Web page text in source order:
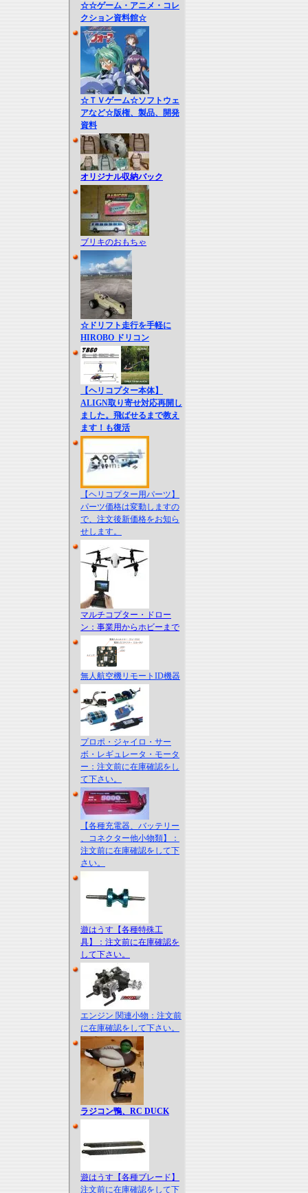
☆☆ゲーム・アニメ・コレ
クション資料館☆
☆ＴＶゲーム☆ソフトウェ
アなど☆版権、製品、開発
資料
オリジナル収納バック
ブリキのおもちゃ
☆ドリフト走行を手軽に
HIROBO ドリコン
【ヘリコプター本体】
ALIGN取り寄せ対応再開し
ました。飛ばせるまで教え
ます！も復活
【ヘリコプター用パーツ】
パーツ価格は変動しますの
で、注文後新価格をお知ら
せします。
マルチコプター・ドロー
ン：事業用からホビーまで
無人航空機リモートID機器
プロポ・ジャイロ・サー
ボ・レギュレータ・モータ
ー：注文前に在庫確認をし
て下さい。
【各種充電器、バッテリー
、コネクター他小物類】：
注文前に在庫確認をして下
さい。
遊はうす【各種特殊工
具】：注文前に在庫確認を
して下さい。
エンジン 関連小物：注文前
に在庫確認をして下さい。
ラジコン鴨、RC DUCK
遊はうす【各種ブレード】
注文前に在庫確認をして下